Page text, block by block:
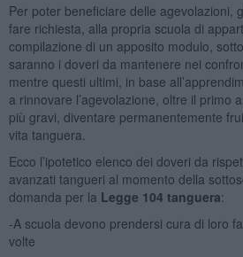
Per poter beneficiare delle agevolazioni,
fare richiesta, alla propria scuola di
compilazione di un apposito modulo,
saranno i doveri da mantenere nei
mentre questi ultimi, in base
a rinnovare l’agevolazione, oltre il primo
più gravi, diventare permanentemente
vita tanguera.
Ecco l’ipotetico elenco dei doveri da
avanzati tangueri al momento della
domanda per la Legge 104 tanguera:
-A scuola devono prendersi cura di loro
volte